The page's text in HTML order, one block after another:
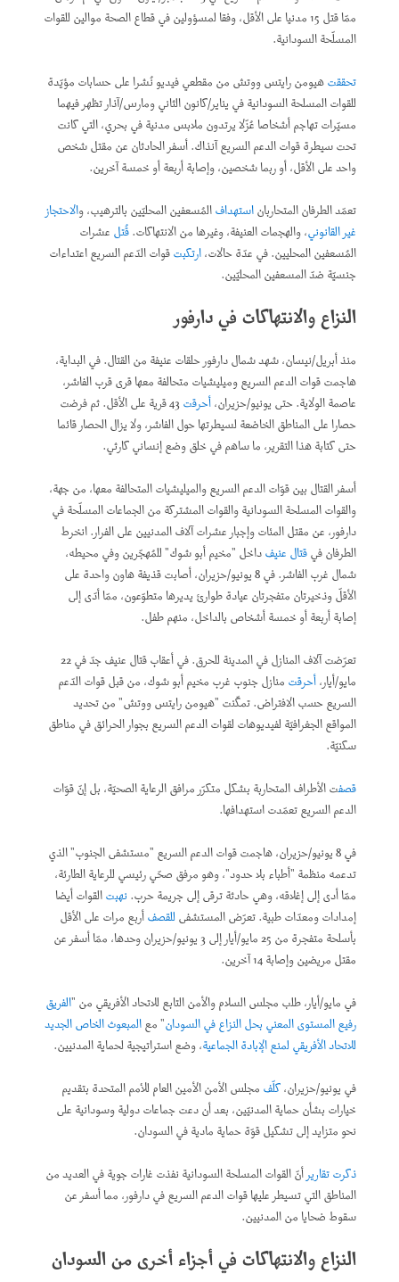
ممّا قتل 15 مدنيا على الأقل، وفقا لمسؤولين في قطاع الصحة موالين للقوات
المسلّحة السودانية.
تحققتهيومن رايتس ووتش من مقطعي فيديو نُشرا على حسابات مؤيّدة
للقوات المسلحة السودانية في يناير/كانون الثاني ومارس/آذار تظهر فيهما
مسيّرات تهاجم أشخاصا عُزّلا يرتدون ملابس مدنية في بحري، التي كانت
تحت سيطرة قوات الدعم السريع آنذاك. أسفر الحادثان عن مقتل شخص
واحد على الأقل، أو ربما شخصين، وإصابة أربعة أو خمسة آخرين.
تعمّد الطرفان المتحارباناستهدافالمُسعفين المحليّين بالترهيب، والاحتجاز
غير القانوني، والهجمات العنيفة، وغيرها من الانتهاكات.قُتلعشرات
المُسعفين المحليين. في عدّة حالات،ارتكبتقوات الدّعم السريع اعتداءات
جنسيّة ضدّ المسعفين المحليّين.
النزاع والانتهاكات في دارفور
منذ أبريل/نيسان، شهد شمال دارفور حلقات عنيفة من القتال. في البداية،
هاجمت قوات الدعم السريع وميليشيات متحالفة معها قرى قرب الفاشر،
عاصمة الولاية. حتى يونيو/حزيران،أحرقت
43 قرية على الأقل. ثم فرضت
حصارا على المناطق الخاضعة لسيطرتها حول الفاشر، ولا يزال الحصار قائما
حتى كتابة هذا التقرير، ما ساهم في خلق وضع إنساني كارثي.
أسفر القتال بين قوّات الدعم السريع والميليشيات المتحالفة معها، من جهة،
والقوات المسلحة السودانية والقوات المشتركة من الجماعات المسلّحة في
دارفور، عن مقتل المئات وإجبار عشرات آلاف المدنيين على الفرار. انخرط
الطرفان فيقتال عنيفداخل "مخيم أبو شوك" للمُهجّرين وفي محيطه،
شمال غرب الفاشر. في 8 يونيو/حزيران، أصابت قذيفة هاون واحدة على
الأقلّ وذخيرتان متفجرتان عيادة طوارئ يديرها متطوّعون، ممّا أدّى إلى
إصابة أربعة أو خمسة أشخاص بالداخل، منهم طفل.
تعرّضت آلاف المنازل في المدينة للحرق. في أعقاب قتال عنيف جدّ في 22
مايو/أيار،أحرقتمنازل جنوب غرب مخيم أبو شوك، من قبل قوات الدّعم
السريع حسب الافتراض. تمكّنت "هيومن رايتس ووتش" من تحديد
المواقع الجغرافيّة لفيديوهات لقوات الدعم السريع بجوار الحرائق في مناطق
سكنيّة.
قصفت الأطراف المتحاربة بشكل متكرّر مرافق الرعاية الصحيّة، بل إنّ قوّات
الدعم السريع تعمّدت استهدافها.
في 8 يونيو/حزيران، هاجمت قوات الدعم السريع "مستشفى الجنوب" الذي
تدعمه منظمة "أطباء بلا حدود"، وهو مرفق صحّي رئيسي للرعاية الطارئة،
ممّا أدى إلى إغلاقه، وهي حادثة ترقى إلى جريمة حرب.نهبتالقوات أيضا
إمدادات ومعدّات طبية. تعرّض المستشفىللقصفأربع مرات على الأقل
بأسلحة متفجرة من 25 مايو/أيار إلى 3 يونيو/حزيران وحدها، ممّا أسفر عن
مقتل مريضين وإصابة 14 آخرين.
في مايو/أيار، طلب مجلس السلام والأمن التابع للاتحاد الأفريقي من "الفريق
رفيع المستوى المعني بحل النزاع في السودان" معالمبعوث الخاص الجديد
للاتحاد الأفريقي لمنع الإبادة الجماعية، وضع استراتيجية لحماية المدنيين.
في يونيو/حزيران،كلّفمجلس الأمن الأمين العام للأمم المتحدة بتقديم
خيارات بشأن حماية المدنيّين، بعد أن دعت جماعات دولية وسودانية على
نحو متزايد إلى تشكيل قوّة حماية مادية في السودان.
ذكرت تقاريرأنّ القوات المسلحة السودانية نفذت غارات جوية في العديد من
المناطق التي تسيطر عليها قوات الدعم السريع في دارفور، مما أسفر عن
سقوط ضحايا من المدنيين.
النزاع والانتهاكات في أجزاء أخرى من السودان